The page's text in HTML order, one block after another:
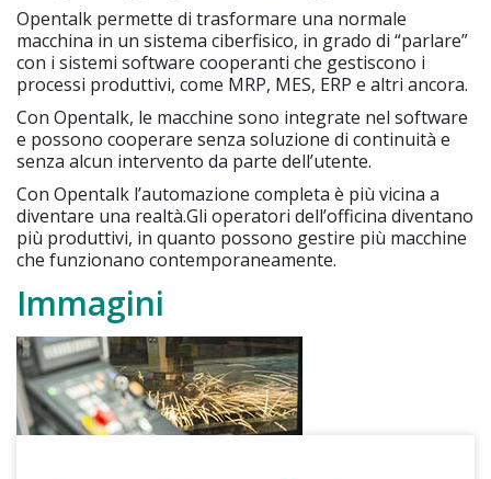
Opentalk permette di trasformare una normale
macchina in un sistema ciberfisico, in grado di “parlare”
con i sistemi software cooperanti che gestiscono i
processi produttivi, come MRP, MES, ERP e altri ancora.
Con Opentalk, le macchine sono integrate nel software
e possono cooperare senza soluzione di continuità e
senza alcun intervento da parte dell’utente.
Con Opentalk l’automazione completa è più vicina a
diventare una realtà.Gli operatori dell’officina diventano
più produttivi, in quanto possono gestire più macchine
che funzionano contemporaneamente.
Immagini